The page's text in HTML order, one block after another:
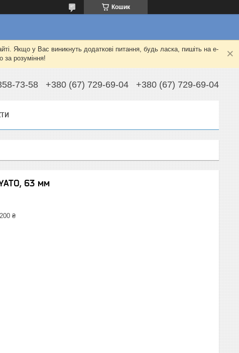
Кошик
Якщо у Вас виникнуть додаткові питання, будь ласка, пишіть на e-
за розуміння!
73-58 +380 (67) 729-69-04 +380 (67) 729-69-04
63 мм
₴